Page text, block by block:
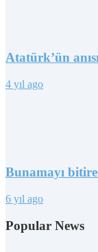
Atatürk’ün
4 yıl ago
Bunamayı
6 yıl ago
Popular News